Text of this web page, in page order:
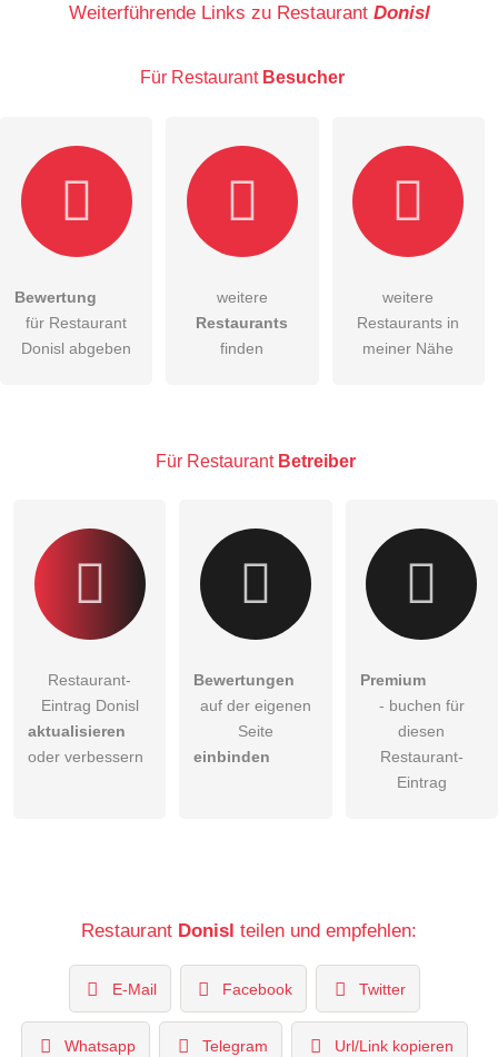
E-Mail-Adresse (wird nicht veröffentlicht)
Hiermit akzeptiere ich dieAGB
DieDatenschutzerklärung habe ich zur Kenntnis genommen.
Bitte beachten Sie, öffentliche Fragen sind
Restaurant-Eintrag zu stellen.
Weiterführende Links zu Restaurant Donisl
Für Restaurant Besucher
Bewertung
für Restaurant
Donisl abgeben
weitere
Restaurants
finden
weitere
Restaurants in
meiner Nähe
Für Restaurant Betreiber
Restaurant-
Eintrag Donisl
aktualisieren
oder verbessern
Bewertungen
auf der eigenen
Seite
einbinden
Premium
- buchen für
diesen
Restaurant-
Eintrag
Restaurant Donisl teilen und empfehlen:
E-Mail Facebook Twitter
Whatsapp Telegram Url/Link kopieren